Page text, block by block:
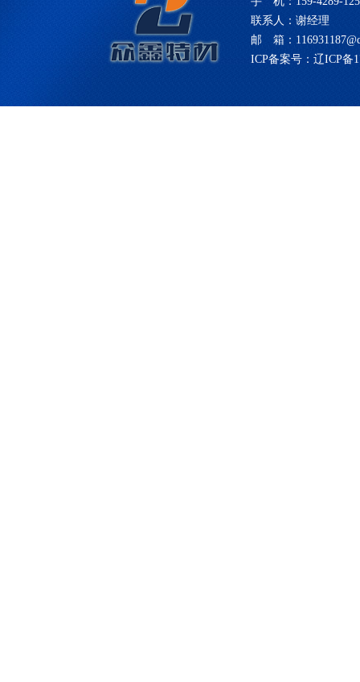
联系人：谢经理
邮 箱：
ICP备案号：辽ICP备